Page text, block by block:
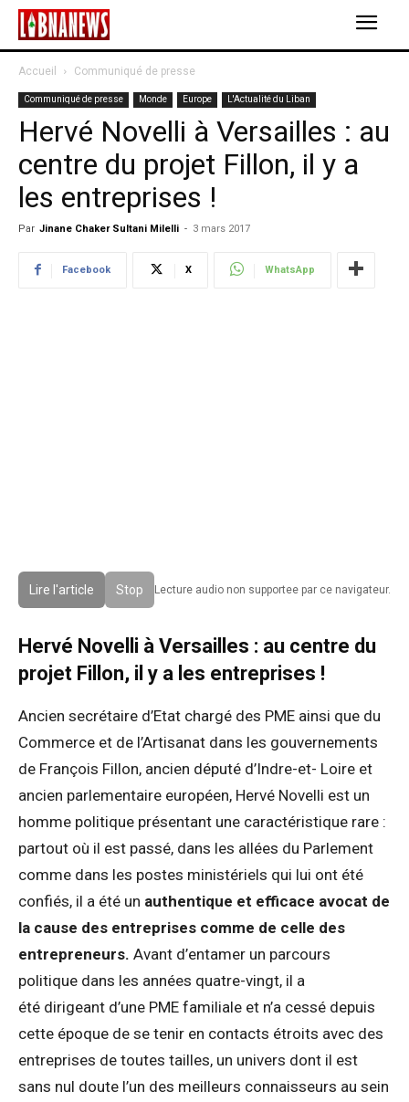
Accueil Communiqué de presse
Communiqué de presse Monde Europe L'Actualité du Liban
Hervé Novelli à Versailles : au
centre du projet Fillon, il y a
les entreprises !
Par Jinane Chaker Sultani Milelli - 3 mars 2017
Facebook X WhatsApp
Lire l'article Stop Lecture audio non supportee par ce navigateur.
Hervé Novelli à Versailles : au centre du
projet Fillon, il y a les entreprises !
Ancien secrétaire d’Etat chargé des PME ainsi que du
Commerce et de l’Artisanat dans les gouvernements
de François Fillon, ancien député d’Indre-et- Loire et
ancien parlementaire européen, Hervé Novelli est un
homme politique présentant une caractéristique rare :
partout où il est passé, dans les allées du Parlement
comme dans les postes ministériels qui lui ont été
confiés, il a été un authentique et efficace avocat de
la cause des entreprises comme de celle des
entrepreneurs. Avant d’entamer un parcours
politique dans les années quatre-vingt, il a
été dirigeant d’une PME familiale et n’a cessé depuis
cette époque de se tenir en contacts étroits avec des
entreprises de toutes tailles, un univers dont il est
sans nul doute l’un des meilleurs connaisseurs au sein